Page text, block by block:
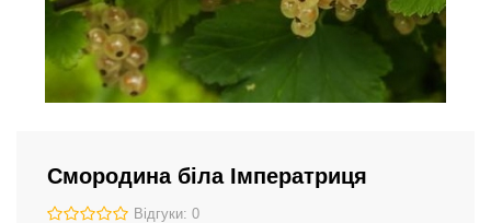
Смородина біла Імператриця
Відгуки: 0